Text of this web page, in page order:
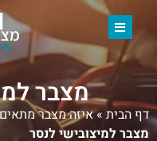
מצבר
דף הבית»איזה מצבר
מצבר למיצובישי לנסר